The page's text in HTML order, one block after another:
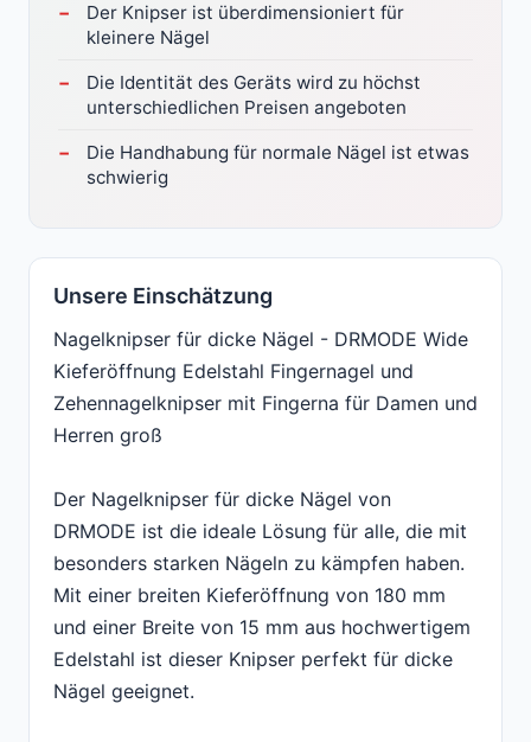
Der Knipser ist überdimensioniert für
kleinere Nägel
Die Identität des Geräts wird zu höchst
unterschiedlichen Preisen angeboten
Die Handhabung für normale Nägel ist etwas
schwierig
Unsere Einschätzung
Nagelknipser für dicke Nägel - DRMODE Wide
Kieferöffnung Edelstahl Fingernagel und
Zehennagelknipser mit Fingerna für Damen und
Herren groß
Der Nagelknipser für dicke Nägel von
DRMODE ist die ideale Lösung für alle, die mit
besonders starken Nägeln zu kämpfen haben.
Mit einer breiten Kieferöffnung von 180 mm
und einer Breite von 15 mm aus hochwertigem
Edelstahl ist dieser Knipser perfekt für dicke
Nägel geeignet.